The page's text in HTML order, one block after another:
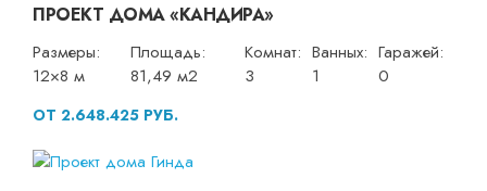
ПРОЕКТ ДОМА «КАНДИРА»
Размеры:
12×8 м
Площадь:
81,49 м2
Комнат:
3
Ванных:
1
Гаражей:
0
ОТ 2.648.425 РУБ.